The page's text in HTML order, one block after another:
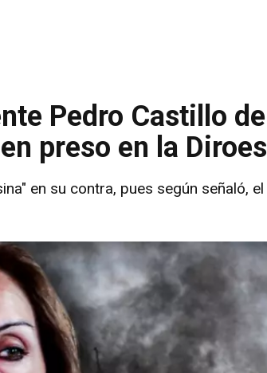
Pedro Castillo
preso en la
en su contra, pues según señaló,